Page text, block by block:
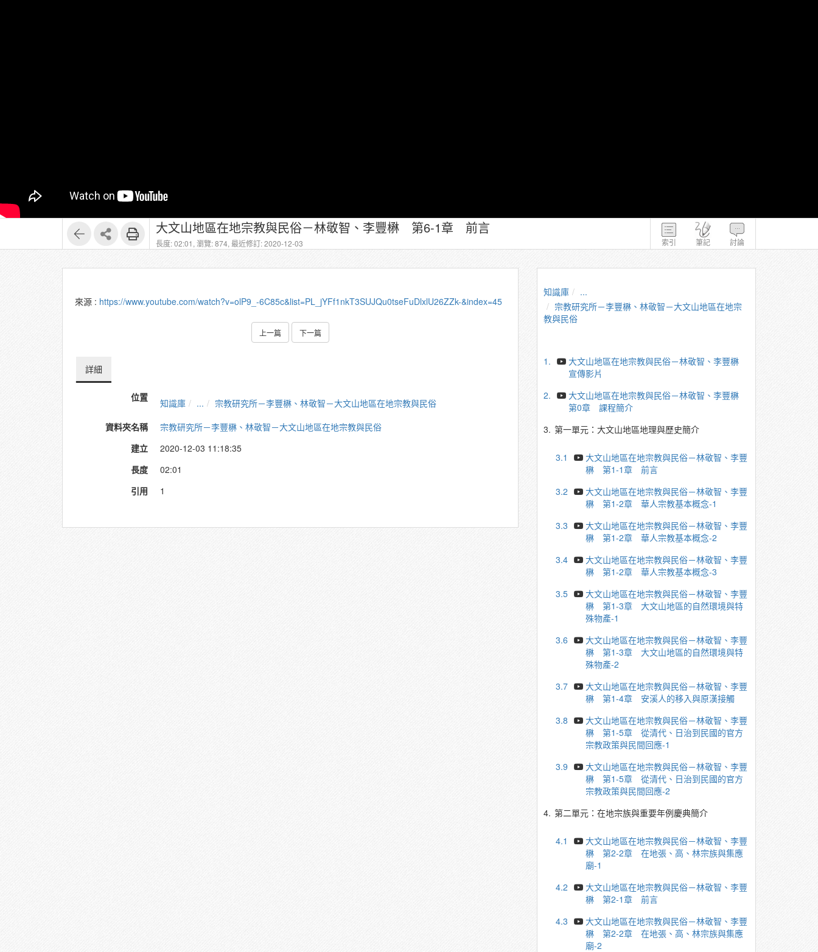
索引 筆記 討論
大文山地區在地宗教與民俗－林敬智、李豐楙 第6-1章 前言
長度: 02:01, 瀏覽: 874, 最近修訂: 2020-12-03
來源 : https://www.youtube.com/watch?v=olP9_-6C85c&list=PL_jYFf1nkT3SUJQu0tseFuDlxlU26ZZk-&index=45
上一篇 下一篇
詳細
位置 知識庫 ...
宗教研究所－李豐楙、林敬智－大文山地區在地宗教與民俗
資料夾名稱
宗教研究所－李豐楙、林敬智－大文山地區在地宗教與民俗
建立
2020-12-03 11:18:35
長度
02:01
引用
1
知識庫
...
宗教研究所－李豐楙、林敬智－大文山地區在地宗
教與民俗
1.
大文山地區在地宗教與民俗－林敬智、李豐楙
宣傳影片
2.
大文山地區在地宗教與民俗－林敬智、李豐楙
第0章 課程簡介
3. 第一單元：大文山地區地理與歷史簡介
3.1
大文山地區在地宗教與民俗－林敬智、李豐
楙 第1-1章 前言
3.2
大文山地區在地宗教與民俗－林敬智、李豐
楙 第1-2章 華人宗教基本概念-1
3.3
大文山地區在地宗教與民俗－林敬智、李豐
楙 第1-2章 華人宗教基本概念-2
3.4
大文山地區在地宗教與民俗－林敬智、李豐
楙 第1-2章 華人宗教基本概念-3
3.5
大文山地區在地宗教與民俗－林敬智、李豐
楙 第1-3章 大文山地區的自然環境與特
殊物產-1
3.6
大文山地區在地宗教與民俗－林敬智、李豐
楙 第1-3章 大文山地區的自然環境與特
殊物產-2
3.7
大文山地區在地宗教與民俗－林敬智、李豐
楙 第1-4章 安溪人的移入與原漢接觸
3.8
大文山地區在地宗教與民俗－林敬智、李豐
楙 第1-5章 從清代、日治到民國的官方
宗教政策與民間回應-1
3.9
大文山地區在地宗教與民俗－林敬智、李豐
楙 第1-5章 從清代、日治到民國的官方
宗教政策與民間回應-2
4. 第二單元：在地宗族與重要年例慶典簡介
4.1
大文山地區在地宗教與民俗－林敬智、李豐
楙 第2-2章 在地張、高、林宗族與集應
廟-1
4.2
大文山地區在地宗教與民俗－林敬智、李豐
楙 第2-1章 前言
4.3
大文山地區在地宗教與民俗－林敬智、李豐
楙 第2-2章 在地張、高、林宗族與集應
廟-2